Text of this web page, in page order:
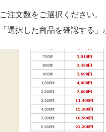
ご注文数をご選択ください。
「選択した商品を確認する